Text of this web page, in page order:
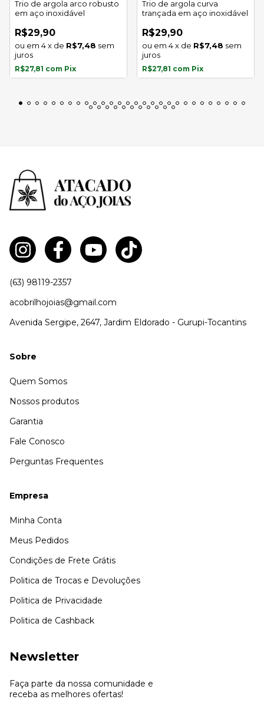
Trio de argola arco robusto
em aço inoxidável
R$29,90
4x de R$7,48 sem
juros
R$27,81 com Pix
Trio de argola curva
trançada em aço inoxidável
R$29,90
4x de R$7,48 sem
juros
R$27,81 com Pix
(63) 98119-2357
acobrilhojoias@gmail.com
Avenida Sergipe, 2647, Jardim Eldorado - Gurupi-Tocantins
Sobre
Quem Somos
Nossos produtos
Garantia
Fale Conosco
Perguntas Frequentes
Empresa
Minha Conta
Meus Pedidos
Condições de Frete Grátis
Politica de Trocas e Devoluções
Politica de Privacidade
Politica de Cashback
Newsletter
Faça parte da nossa comunidade e
receba as melhores ofertas!